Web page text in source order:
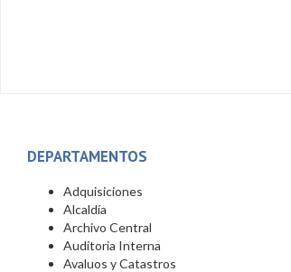
DEPARTAMENTOS
Adquisiciones
Alcaldía
Archivo Central
Auditoria Interna
Avaluos y Catastros